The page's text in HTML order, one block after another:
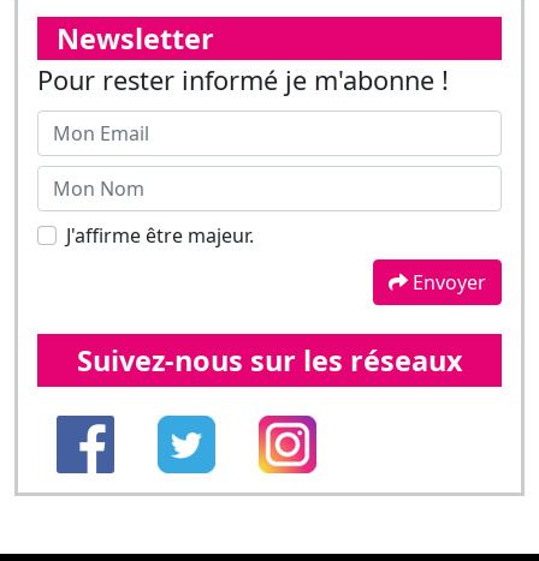
J'affirme être majeur.
Suivez-nous sur les réseaux
Les dernières news
Actifs bien gâtés par la
deman...